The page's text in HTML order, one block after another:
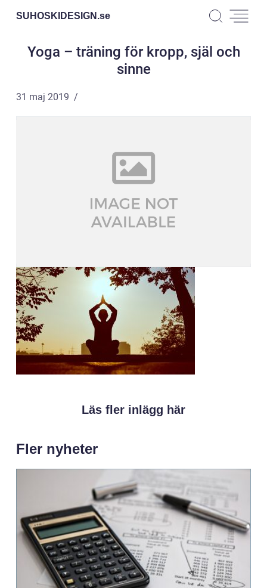
SUHOSKIDESIGN.se
Yoga – träning för kropp, själ och
sinne
31 maj 2019
Läs fler inlägg här
Fler nyheter